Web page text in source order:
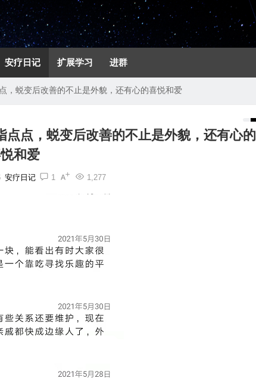
安疗日记 扩展学习 进群
，蜕变后改善的不止是外貌，还有心的喜悦和爱
点，蜕变后改善的不止是外貌，还有心的
和爱
安疗日记 1 1,277